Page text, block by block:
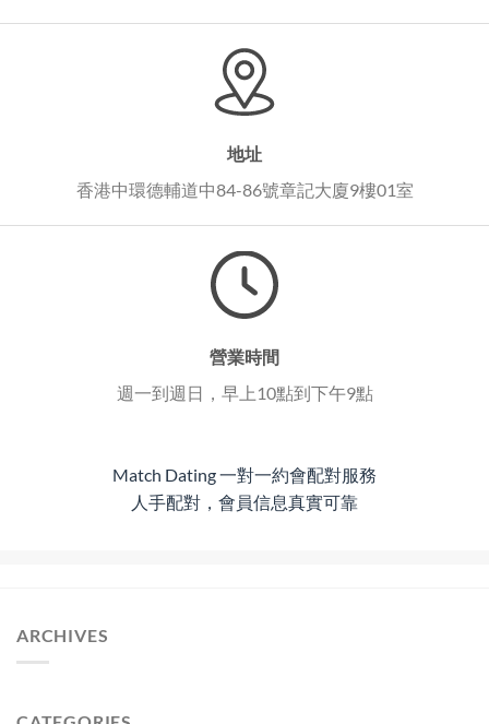
地址
香港中環德輔道中84-86號章記大廈9樓01室
營業時間
週一到週日，早上10點到下午9點
Match Dating 一對一約會配對服務
人手配對，會員信息真實可靠
ARCHIVES